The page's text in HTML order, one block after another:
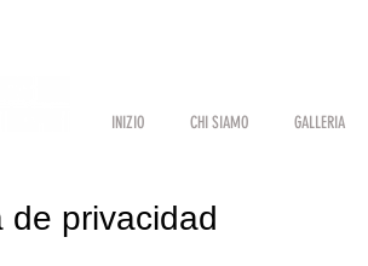
INIZIO CHI SIAMO GALLERIA
de privacidad